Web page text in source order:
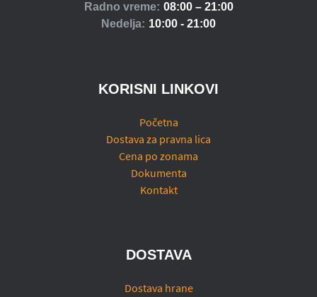
Radno vreme: 08:00 – 21:00
Nedelja: 10:00 - 21:00
KORISNI LINKOVI
Početna
Dostava za pravna lica
Cena po zonama
Dokumenta
Kontakt
DOSTAVA
Dostava hrane